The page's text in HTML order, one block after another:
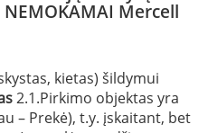
Mercell
kietas) šildymui
2.1.Pirkimo objektas yra
– Prekė), t.y. įskaitant, bet